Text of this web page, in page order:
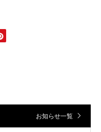
お知らせ一覧